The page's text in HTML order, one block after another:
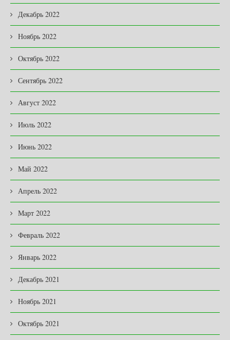
Декабрь 2022
Ноябрь 2022
Октябрь 2022
Сентябрь 2022
Август 2022
Июль 2022
Июнь 2022
Май 2022
Апрель 2022
Март 2022
Февраль 2022
Январь 2022
Декабрь 2021
Ноябрь 2021
Октябрь 2021